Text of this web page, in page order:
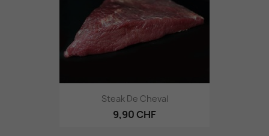
Steak De Cheval
9,90 CHF